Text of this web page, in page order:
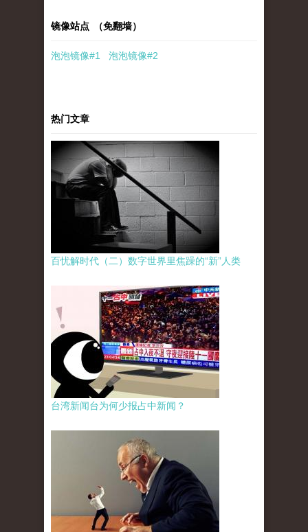
镜像站点 （免翻墙）
泡泡镜像#1 泡泡镜像#2
热门文章
百忧解时代（二）数字世界里焦躁的“新”人类
台湾新闻台为何少报占中新闻？